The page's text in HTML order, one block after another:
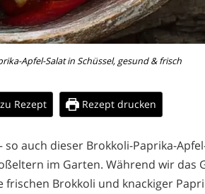
Apfel-Salat in Schüssel, gesund & frisch
Rezept Rezept drucken
auch dieser Brokkoli-Paprika-
im Garten. Während wir das
Brokkoli und knackiger